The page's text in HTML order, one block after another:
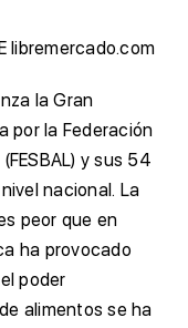
libremercado.com
la Gran
por la Federación
y sus 54
nacional. La
peor que en
ha provocado
poder
alimentos se ha